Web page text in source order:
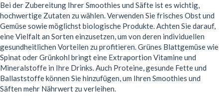
Bei der Zubereitung Ihrer Smoothies und Säfte ist es wichtig,
hochwertige Zutaten zu wählen. Verwenden Sie frisches Obst und
Gemüse sowie möglichst biologische Produkte. Achten Sie darauf,
eine Vielfalt an Sorten einzusetzen, um von deren individuellen
gesundheitlichen Vorteilen zu profitieren. Grünes Blattgemüse wie
Spinat oder Grünkohl bringt eine Extraportion Vitamine und
Mineralstoffe in Ihre Drinks. Auch Proteine, gesunde Fette und
Ballaststoffe können Sie hinzufügen, um Ihren Smoothies und
Säften mehr Nährwert zu verleihen.